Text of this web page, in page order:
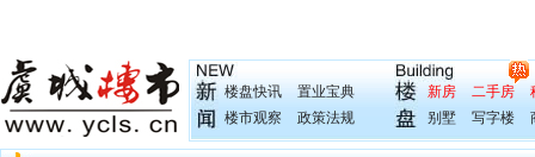
楼盘快讯
置业宝典
楼市观察
政策法规
新房 二手房
别墅
写字楼